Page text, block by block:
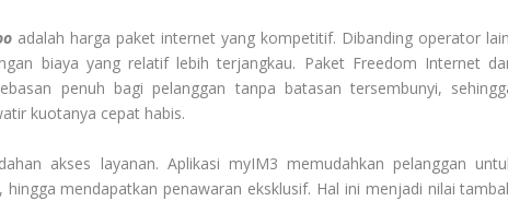
adalah harga paket internet yang kompetitif. Dibanding operator
biaya yang relatif lebih terjangkau. Paket Freedom Internet
penuh bagi pelanggan tanpa batasan tersembunyi,
kuotanya cepat habis.
akses layanan. Aplikasi myIM3 memudahkan pelanggan
mendapatkan penawaran eksklusif. Hal ini menjadi nilai